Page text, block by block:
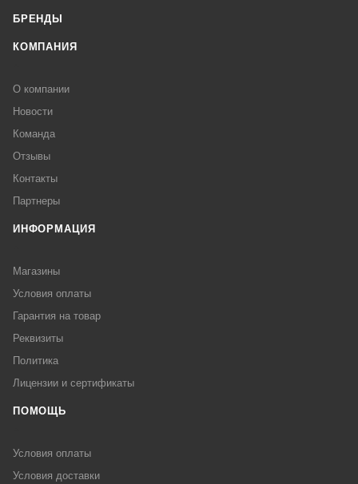
БРЕНДЫ
КОМПАНИЯ
О компании
Новости
Команда
Отзывы
Контакты
Партнеры
ИНФОРМАЦИЯ
Магазины
Условия оплаты
Гарантия на товар
Реквизиты
Политика
Лицензии и сертификаты
ПОМОЩЬ
Условия оплаты
Условия доставки